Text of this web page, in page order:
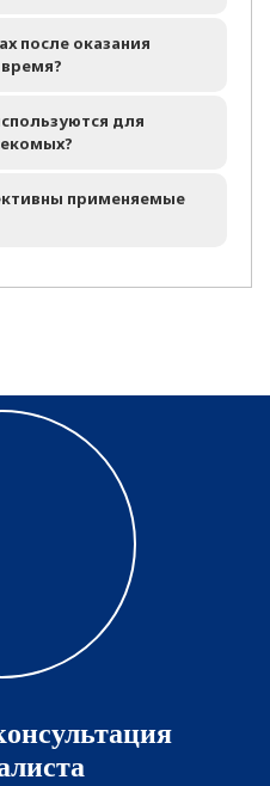
после оказания
для
применяемые